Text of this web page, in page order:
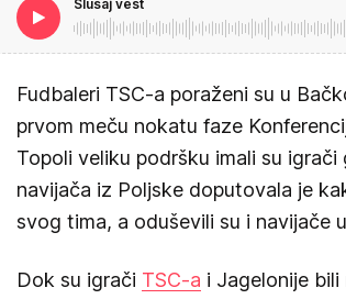
Slušaj vest
Fudbaleri TSC-a poraženi su u
prvom meču nokatu faze
Topoli veliku podršku imali su
navijača iz Poljske doputovala je
svog tima, a oduševili su i navijače
Dok su igrači TSC-a i Jagelonije